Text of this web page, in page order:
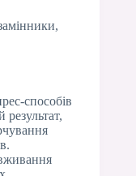
способів